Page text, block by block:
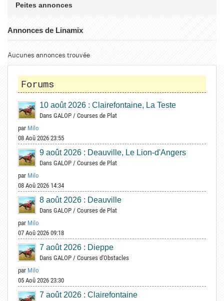
Peites annonces
Annonces de Linamix
Aucunes annonces trouvée
Forums
10 août 2026 : Clairefontaine, La Teste
Dans GALOP / Courses de Plat
par Milo
08 Aoû 2026 23:55
9 août 2026 : Deauville, Le Lion-d'Angers
Dans GALOP / Courses de Plat
par Milo
08 Aoû 2026 14:34
8 août 2026 : Deauville
Dans GALOP / Courses de Plat
par Milo
07 Aoû 2026 09:18
7 août 2026 : Dieppe
Dans GALOP / Courses d'Obstacles
par Milo
05 Aoû 2026 23:30
7 août 2026 : Clairefontaine